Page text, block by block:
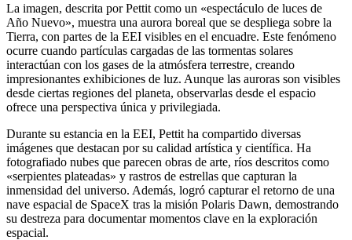
La imagen, descrita por Pettit como un «espectáculo de luces de
Año Nuevo», muestra una aurora boreal que se despliega sobre la
Tierra, con partes de la EEI visibles en el encuadre. Este fenómeno
ocurre cuando partículas cargadas de las tormentas solares
interactúan con los gases de la atmósfera terrestre, creando
impresionantes exhibiciones de luz. Aunque las auroras son visibles
desde ciertas regiones del planeta, observarlas desde el espacio
ofrece una perspectiva única y privilegiada.​
Durante su estancia en la EEI, Pettit ha compartido diversas
imágenes que destacan por su calidad artística y científica. Ha
fotografiado nubes que parecen obras de arte, ríos descritos como
«serpientes plateadas» y rastros de estrellas que capturan la
inmensidad del universo. Además, logró capturar el retorno de una
nave espacial de SpaceX tras la misión Polaris Dawn, demostrando
su destreza para documentar momentos clave en la exploración
espacial.​